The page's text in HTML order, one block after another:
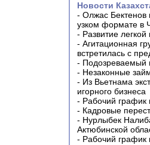
Новости
- Олжас Бектенов
узком формате в
- Развитие
- Агитационная
встретилась с
- Подозреваемый
- Незаконные
- Из Вьетнама
игорного бизнеса
- Рабочий график
- Кадровые
- Нурлыбек
Актюбинской
- Рабочий график